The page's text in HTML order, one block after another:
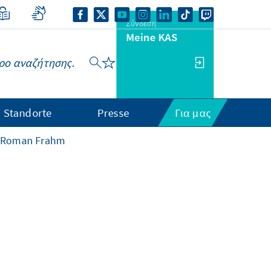
Σύνδεση
Meine KAS
Standorte Presse Για μας
Roman Frahm